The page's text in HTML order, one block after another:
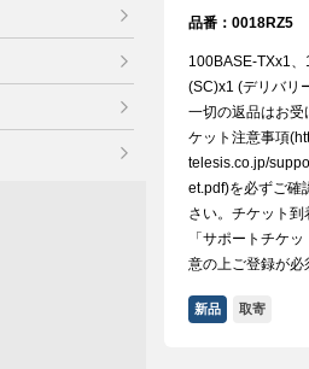
品番：0018RZ5
100BASE-TXx1
(SC)x1 (デリバリ
一切の返品はお受
ケット注意事項
telesis.co.jp/
et.pdf)を必ずご確
さい。チケット
「サポートチケ
意の上ご登録が必
新品 取寄